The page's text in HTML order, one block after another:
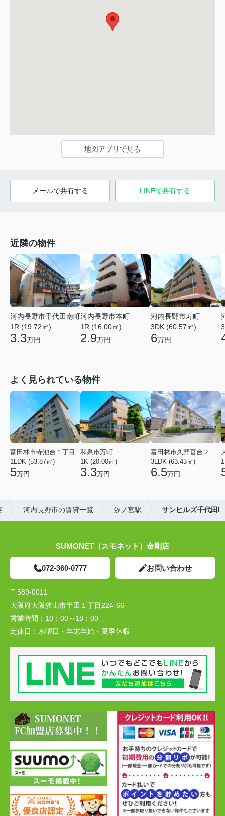
地図アプリで見る
メールで共有する LINEで共有する
近隣の物件
河内長野市千代田南町
1R (19.72㎡)
3.3万円
河内長野市本町
1R (16.00㎡)
2.9万円
河内長野市寿町
3DK (60.57㎡)
6万円
よく見られている物件
富田林市寺池台１丁目
1LDK (53.87㎡)
5万円
和泉市万町
1K (20.00㎡)
3.3万円
富田林市久野喜台２丁目
3LDK (63.43㎡)
6.5万円
河内長野市の賃貸一覧 汐ノ宮駅 サンヒルズ千代田I
SUMONET（スモネット）金剛店
072-360-0777 お問い合わせ
〒589-0011
大阪府大阪狭山市半田１丁目224-66
営業時間： 10：00～18：00
定休日： 水曜日・年末年始・夏季休暇